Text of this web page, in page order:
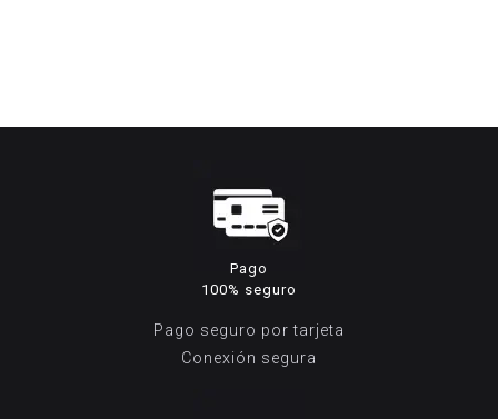
Pago
100% seguro
Pago seguro por tarjeta
Conexión segura